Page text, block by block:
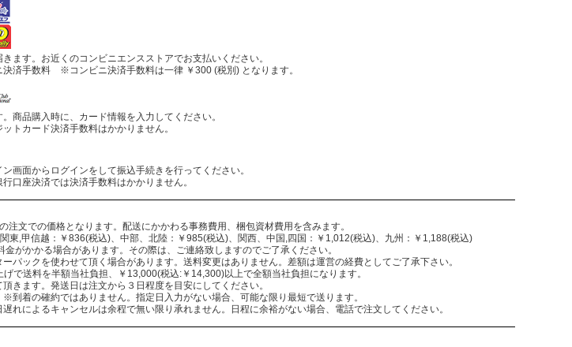
ます。お近くのコンビニエンスストアでお支払いください。
済手数料 ※コンビニ決済手数料は一律 ￥300 (税別) となります。
商品購入時に、カード情報を入力してください。
カード決済手数料はかかりません。
画面からログインをして振込手続きを行ってください。
座決済では決済手数料はかかりません。
文での価格となります。配送にかかわる事務費用、梱包資材費用を含みます。
東,甲信越：￥836(税込)、中部、北陸：￥985(税込)、関西、中国,四国：￥1,012(税込)、九州：￥1,188(税込)
かかる場合があります。その際は、ご連絡致しますのでご了承ください。
パックを使わせて頂く場合があります。送料変更はありません。差額は運営の経費としてご了承下さい。
で送料を半額当社負担、￥13,000(税込:￥14,300)以上で全額当社負担になります。
きます。発送日は注文から３日程度を目安にしてください。
到着の確約ではありません。指定日入力がない場合、可能な限り最短で送ります。
れによるキャンセルは余程で無い限り承れません。日程に余裕がない場合、電話で注文してください。